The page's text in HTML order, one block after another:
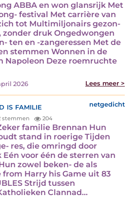
ABBA en won glansrijk Met
festival Met carrière van
tot Multimiljonairs gezon-
zonder druk Ongedwongen
ten en -zangeressen Met de
stemmen Wonnen in de
Napoleon Deze roemruchte
2026 Lees meer >
is familie netgedicht
stemmen 204
familie Brennan Hun
stand in roerige Tijden
res, die omringd door
voor één de sterren van
zowel beken- de als
from Harry his Game uit 83
Strijd tussen
Clannad…